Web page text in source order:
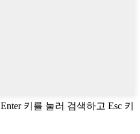
Enter 키를 눌러 검색하고 Esc 키